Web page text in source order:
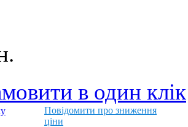
в один клік
Повідомити про зниження
ціни